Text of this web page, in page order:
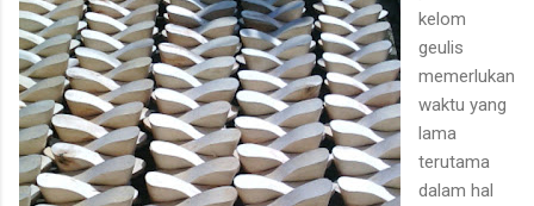
kelom
geulis
memerlukan
waktu yang
lama
terutama
dalam hal